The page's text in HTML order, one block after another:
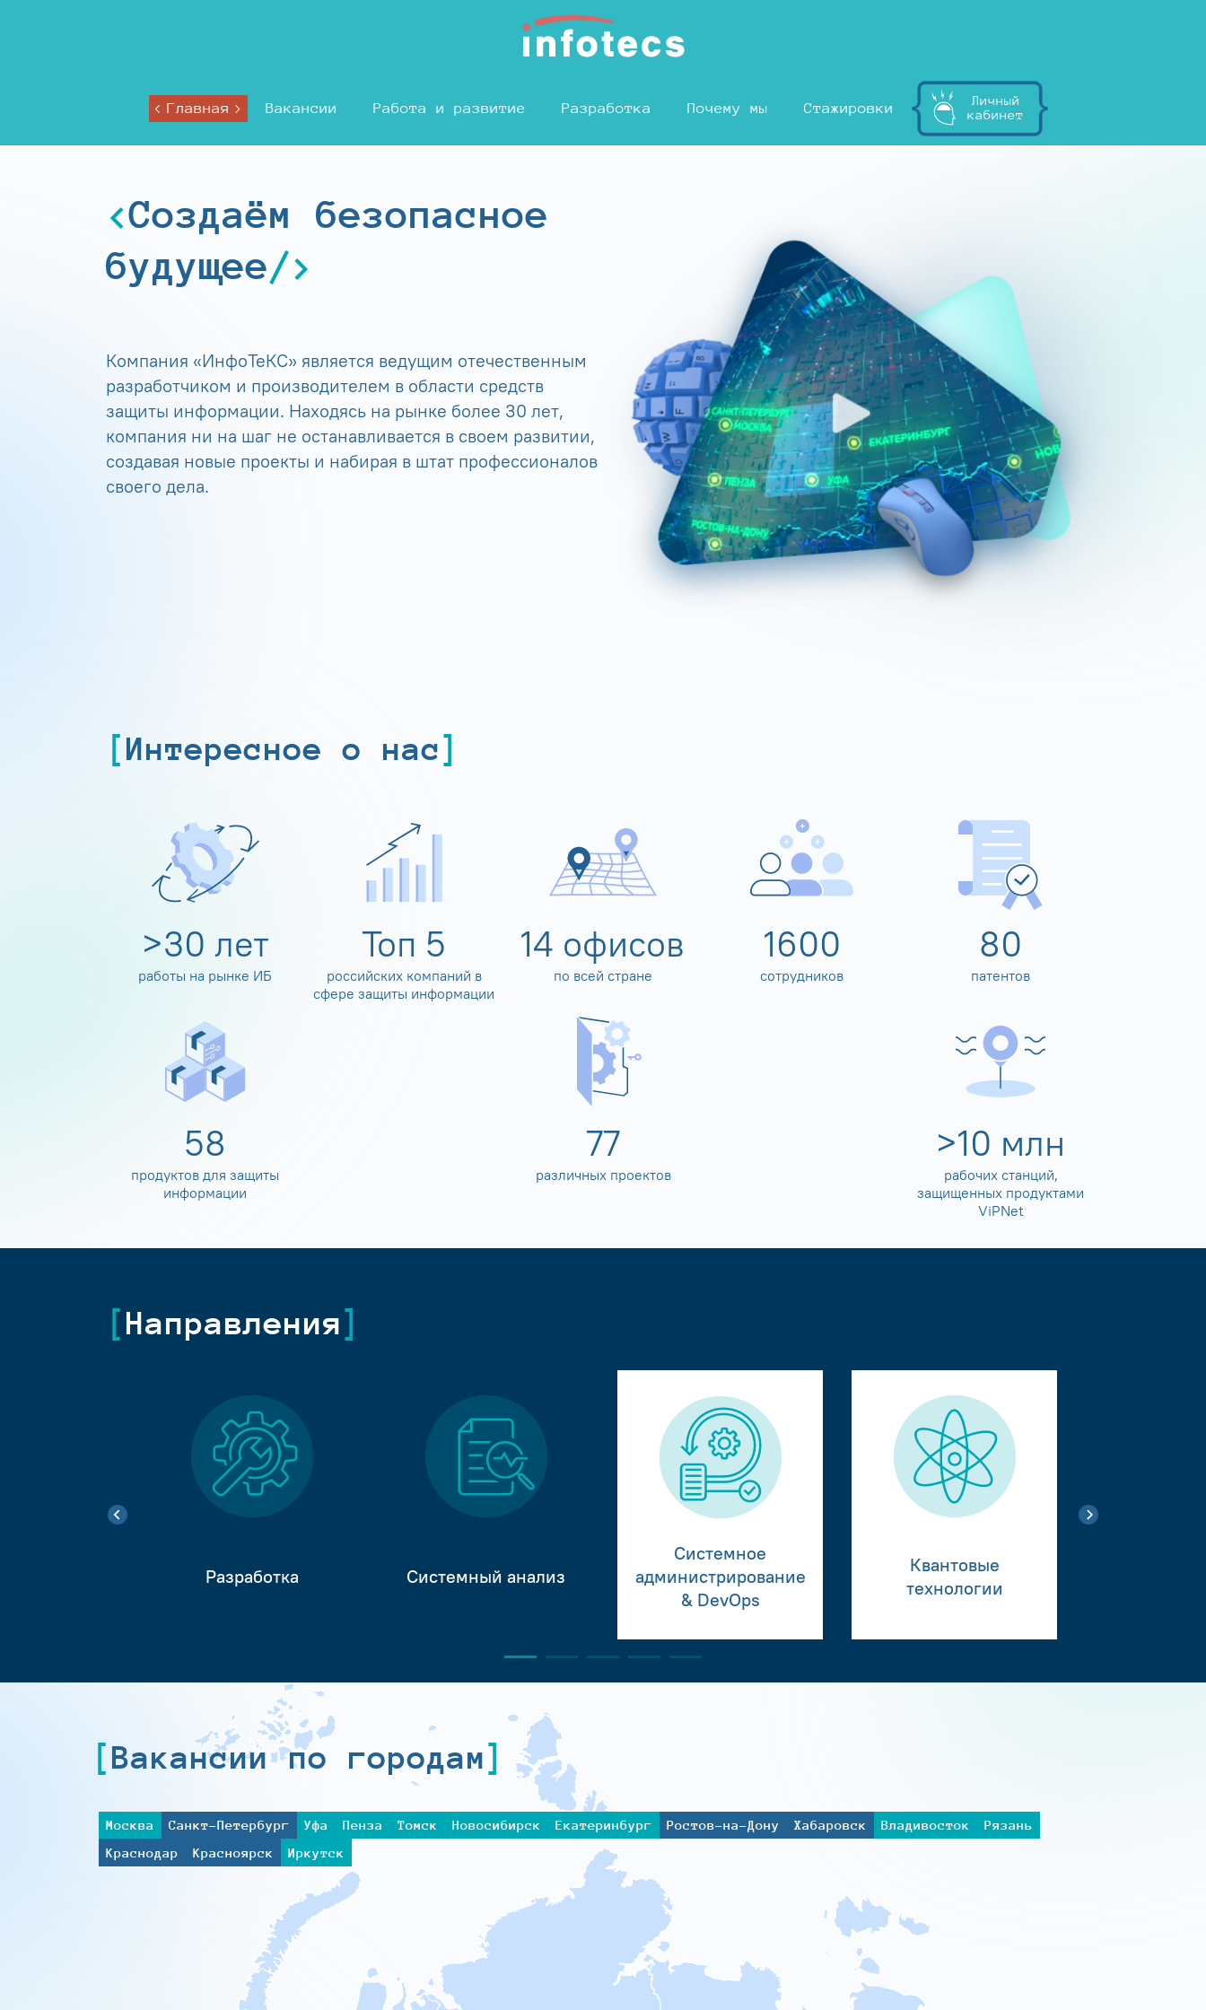
Главная Вакансии Работа и развитие Разработка Почему мы Стажировки
Личный
кабинет
Создаём безопасное
будущее
Компания «ИнфоТеКС» является ведущим отечественным
разработчиком и производителем в области средств
защиты информации. Находясь на рынке более 30 лет,
компания ни на шаг не останавливается в своем развитии,
создавая новые проекты и набирая в штат профессионалов
своего дела.
Интересное о нас
>30 лет
работы на рынке ИБ
Топ 5
российских компаний в
сфере защиты информации
14 офисов
по всей стране
1600
сотрудников
80
патентов
60
продуктов для защиты
информации
80
различных проектов
>10 млн
рабочих станций,
защищенных продуктами
ViPNet
Направления
Разработка Системный анализ
Системное
администрирование
& DevOps
Квантовые
технологии
Вакансии по городам
Москва Санкт-Петербург Уфа Пенза Томск Новосибирск Екатеринбург Ростов-на-Дону Хабаровск Владивосток
Рязань
Краснодар
Красноярск Иркутск